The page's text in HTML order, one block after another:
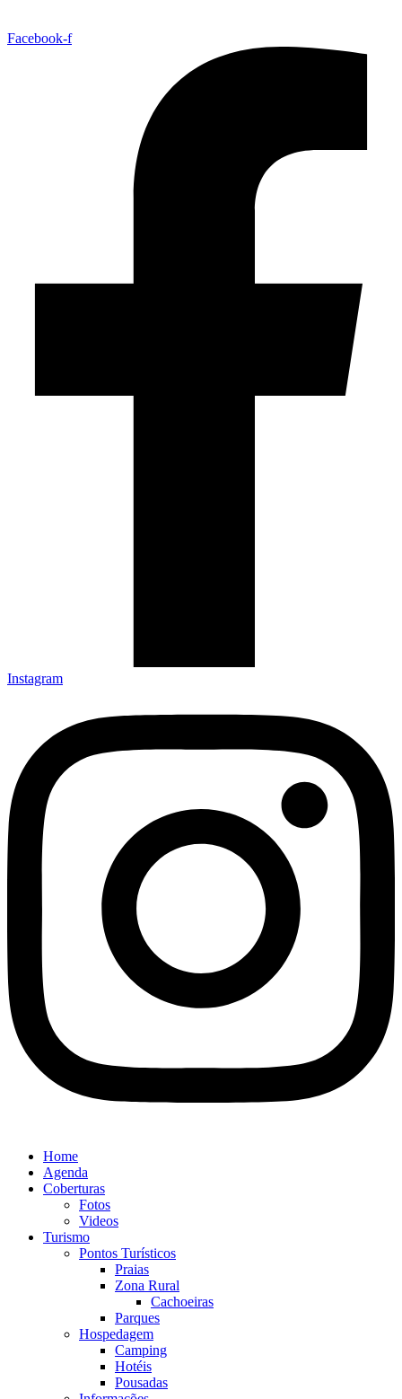
Facebook-f
Instagram
Home
Agenda
Coberturas
Fotos
Videos
Turismo
Pontos Turísticos
Praias
Zona Rural
Cachoeiras
Parques
Hospedagem
Camping
Hotéis
Pousadas